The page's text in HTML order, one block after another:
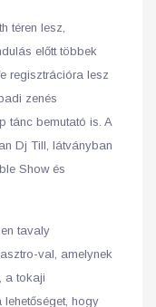
téren lesz,
előtt többek
regisztrációra lesz
zenés
tánc bemutató is. A
Dj Till, látványban
Show és
tavaly
val, amelynek
a tokaji
hogy